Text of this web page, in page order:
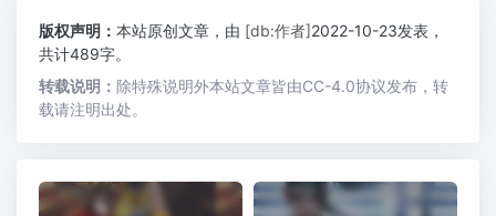
版权声明： 本站原创文章，由 [db:作者]2022-10-23发表，
共计489字。
转载说明： 除特殊说明外本站文章皆由CC-4.0协议发布，转
载请注明出处。